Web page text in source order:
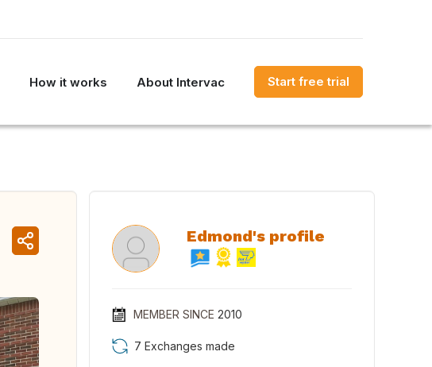
How it works About Intervac Start free trial
Edmond's profile
MEMBER SINCE 2010
7 Exchanges made